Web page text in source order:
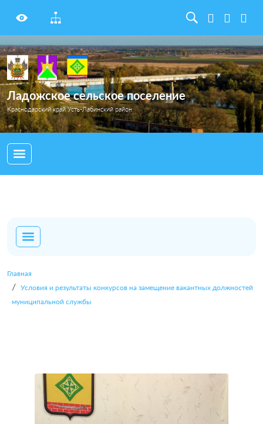
Ладожское сельское поселение
Краснодарский край Усть-Лабинский район
Главная
Условия и результаты конкурсов на замещение вакантных должностей
муниципальной службы